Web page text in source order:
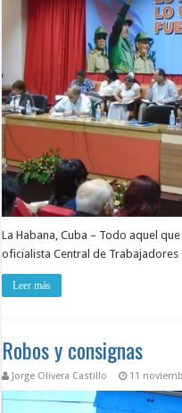
La Habana, Cuba – Todo aquel
oficialista Central de
Leer más
Robos y consignas
Jorge Olivera Castillo 11